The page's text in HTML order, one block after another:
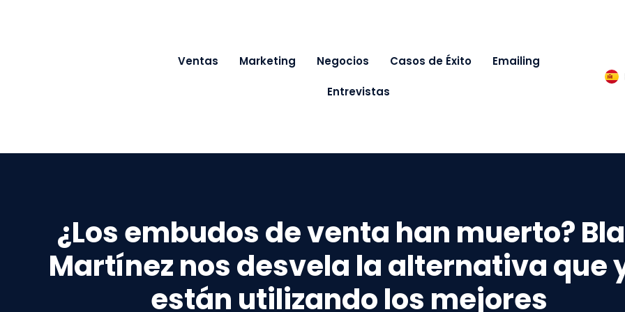
Ventas Marketing Negocios Casos de Éxito Emailing
Entrevistas
¿Los embudos de venta han muerto?
Martínez nos desvela la alternativa que
están utilizando los mejores